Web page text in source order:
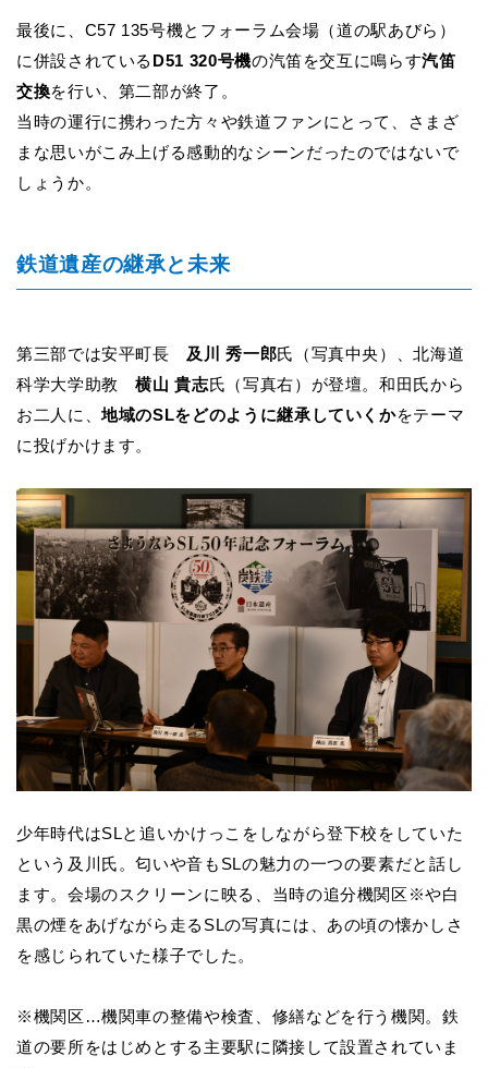
最後に、C57 135号機とフォーラム会場（道の駅あびら）
に併設されている D51 320号機の汽笛を交互に鳴らす汽笛
交換を行い、第二部が終了。
当時の運行に携わった方々や鉄道ファンにとって、さまざ
まな思いがこみ上げる感動的なシーンだったのではないで
しょうか。
鉄道遺産の継承と未来
第三部では安平町長 及川 秀一郎氏（写真中央）、北海道
科学大学助教横山 貴志氏（写真右）が登壇。和田氏から
お二人に、地域のSLをどのように継承していくかをテーマ
に投げかけます。
少年時代はSLと追いかけっこをしながら登下校をしていた
という及川氏。匂いや音もSLの魅力の一つの要素だと話し
ます。会場のスクリーンに映る、当時の追分機関区※や白
黒の煙をあげながら走るSLの写真には、あの頃の懐かしさ
を感じられていた様子でした。
※機関区…機関車の整備や検査、修繕などを行う機関。鉄
道の要所をはじめとする主要駅に隣接して設置されていま